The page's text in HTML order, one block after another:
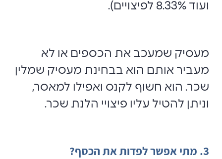
ועוד 8.33% לפיצויים).
מעסיק שמעכב את הכספים או לא
מעביר אותם הוא בבחינת מעסיק שמלין
שכר. הוא חשוף לקנס ואפילו למאסר,
וניתן להטיל עליו פיצויי הלנת שכר.
3. מתי אפשר לפדות את הכסף?